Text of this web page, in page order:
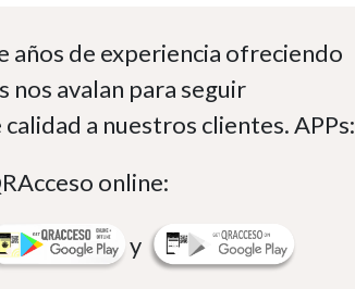
años de experiencia ofreciendo
nos avalan para seguir
a nuestros clientes. APPs:
online:
y